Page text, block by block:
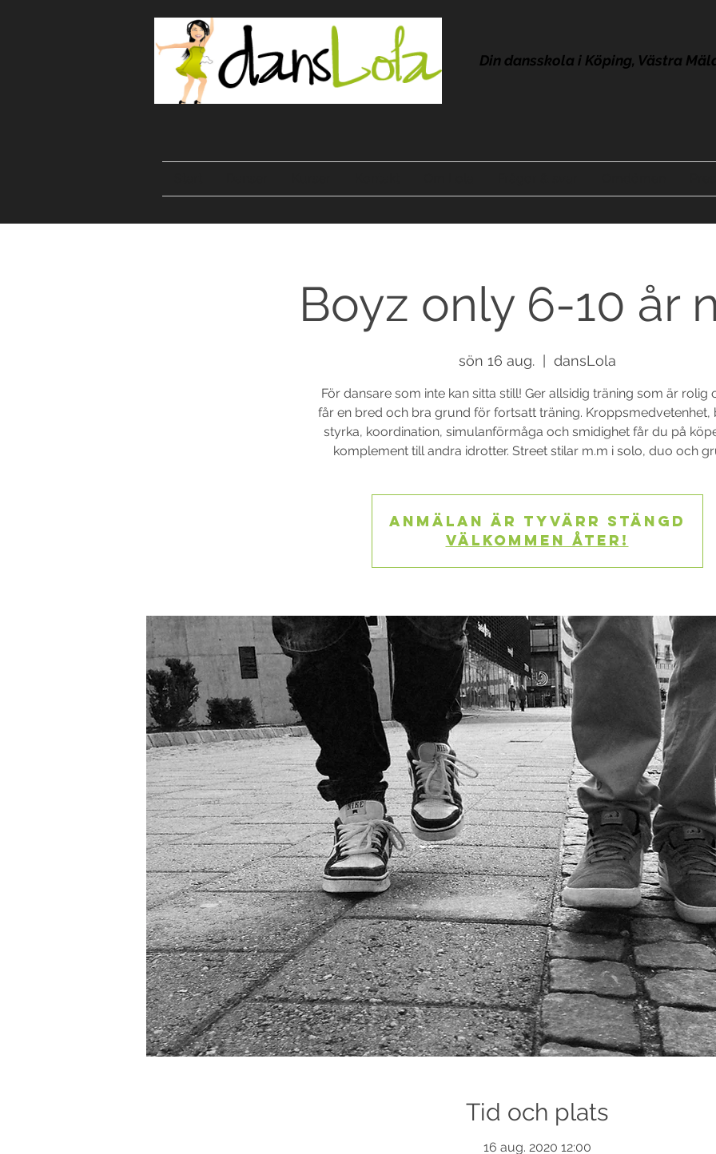
Din dansskola i Köping, Västra
Boyz only 6-10 år
sön 16 aug.
  |
dansLola
För dansare som inte kan sitta still! Ger allsidig träning som är rolig
får en bred och bra grund för fortsatt träning. Kroppsmedvetenhet,
styrka, koordination, simulanförmåga och smidighet får du på
Anmälan är tyvärr stängd
Välkommen åter!
Tid och plats
16 aug. 2020 12:00